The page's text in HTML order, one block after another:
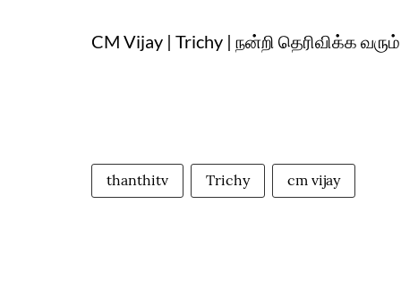
CM Vijay | Trichy | நன்றி தெரிவிக்க
thanthitv Trichy cm vijay